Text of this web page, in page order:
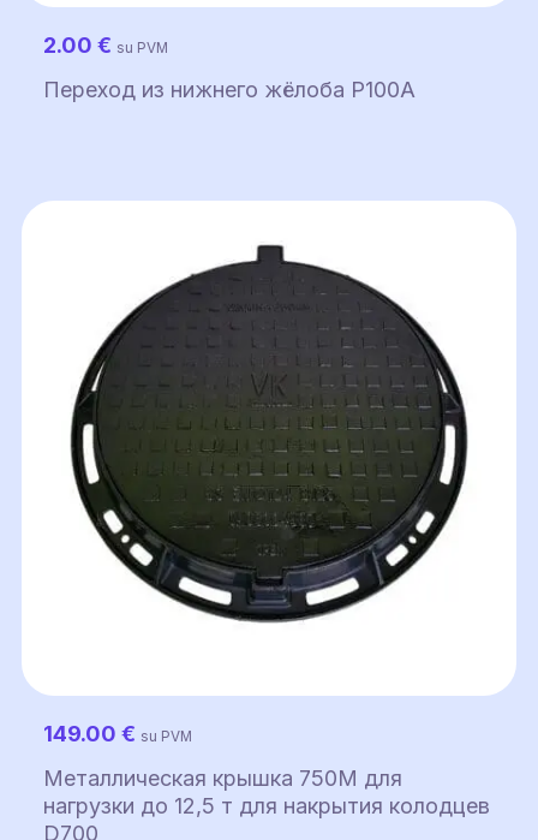
2.00 € su PVM
Переход из нижнего жёлоба P100A
149.00 € su PVM
Металлическая крышка 750M для
нагрузки до 12,5 т для накрытия колодцев
D700